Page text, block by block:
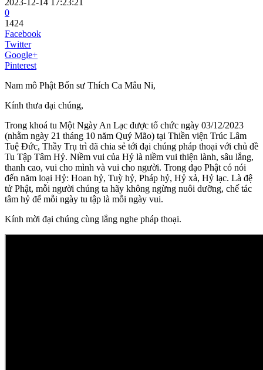
0
1424
Facebook
Twitter
Google+
Pinterest
Nam mô Phật Bổn sư Thích Ca Mâu Ni,
Kính thưa đại chúng,
Trong khoá tu Một Ngày An Lạc được tổ chức ngày 03/12/2023
(nhằm ngày 21 tháng 10 năm Quý Mão) tại Thiền viện Trúc Lâm
Tuệ Đức, Thầy Trụ trì đã chia sẻ tới đại chúng pháp thoại với chủ đề
Tu Tập Tâm Hỷ. Niềm vui của Hỷ là niềm vui thiện lành, sâu lắng,
thanh cao, vui cho mình và vui cho người. Trong đạo Phật có nói
đến năm loại Hỷ: Hoan hỷ, Tuỳ hỷ, Pháp hỷ, Hỷ xả, Hỷ lạc. Là đệ
tử Phật, mỗi người chúng ta hãy không ngừng nuôi dưỡng, chế tác
tâm hỷ để mỗi ngày tu tập là mỗi ngày vui.
Kính mời đại chúng cùng lắng nghe pháp thoại.